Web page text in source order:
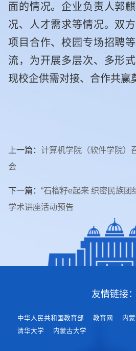
面的情况。企业负责人郭
况、人才需求等情况。双
项目合作、校园专场招聘
流，为开展多层次、多形
现校企供需对接、合作共赢
上一篇： 计算机学院（软件学院）
会
下一篇： “石榴籽e起来 织密民族团
学术讲座活动预告
友情链接：
中华人民共和国教育部 教育网 内
清华大学
内蒙古大学